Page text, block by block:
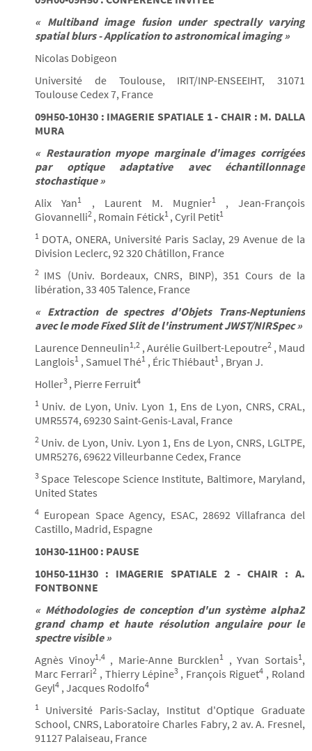
« Multiband image fusion under spectrally varying
spatial blurs - Application to astronomical imaging »
Nicolas Dobigeon
Université de Toulouse, IRIT/INP-ENSEEIHT, 31071
Toulouse Cedex 7, France
09H50-10H30 : IMAGERIE SPATIALE 1 - CHAIR : M. DALLA
MURA
« Restauration myope marginale d'images corrigées
par optique adaptative avec échantillonnage
stochastique »
Alix Yan1 , Laurent M. Mugnier1 , Jean-François
Giovannelli2 , Romain Fétick1 , Cyril Petit1
1 DOTA, ONERA, Université Paris Saclay, 29 Avenue de la
Division Leclerc, 92 320 Châtillon, France
2 IMS (Univ. Bordeaux, CNRS, BINP), 351 Cours de la
libération, 33 405 Talence, France
« Extraction de spectres d'Objets Trans-Neptuniens
avec le mode Fixed Slit de l'instrument JWST/NIRSpec »
Laurence Denneulin1,2 , Aurélie Guilbert-Lepoutre2 , Maud
Langlois1 , Samuel Thé1 , Éric Thiébaut1 , Bryan J.
Holler3 , Pierre Ferruit4
1 Univ. de Lyon, Univ. Lyon 1, Ens de Lyon, CNRS, CRAL,
UMR5574, 69230 Saint-Genis-Laval, France
2 Univ. de Lyon, Univ. Lyon 1, Ens de Lyon, CNRS, LGLTPE,
UMR5276, 69622 Villeurbanne Cedex, France
3 Space Telescope Science Institute, Baltimore, Maryland,
United States
4 European Space Agency, ESAC, 28692 Villafranca del
Castillo, Madrid, Espagne
10H30-11H00 : PAUSE
10H50-11H30 : IMAGERIE SPATIALE 2 - CHAIR : A.
FONTBONNE
« Méthodologies de conception d'un système alphaZ
grand champ et haute résolution angulaire pour le
spectre visible »
Agnès Vinoy1,4, Marie-Anne Burcklen1 , Yvan Sortais1,
Marc Ferrari2, Thierry Lépine3, François Riguet4 , Roland
Geyl4 , Jacques Rodolfo4
1 Université Paris-Saclay, Institut d'Optique Graduate
School, CNRS, Laboratoire Charles Fabry, 2 av. A. Fresnel,
91127 Palaiseau, France